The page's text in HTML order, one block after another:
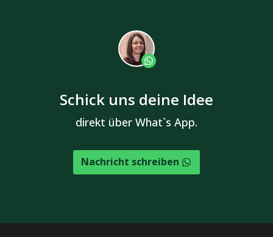
Schick uns deine Idee
direkt über What`s App.
Nachricht schreiben